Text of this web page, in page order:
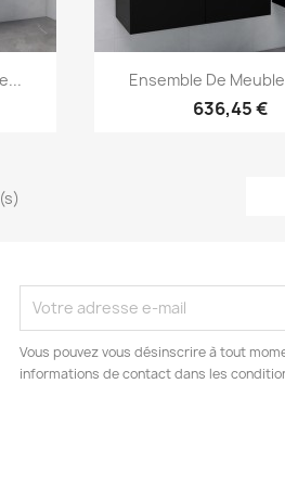
Aperçu
Ensemble De
636,45 €
Vous pouvez vous désinscrire à tout
informations de contact dans les